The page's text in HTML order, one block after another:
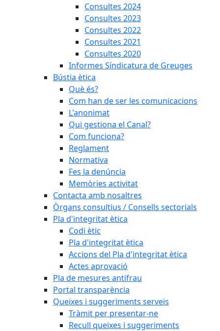
Consultes 2024
Consultes 2023
Consultes 2022
Consultes 2021
Consultes 2020
Informes Síndicatura de Greuges
Bústia ètica
Què és?
Com han de ser les comunicacions
L'anonimat
Qui gestiona el Canal?
Com funciona?
Reglament
Normativa
Fes la denúncia
Memòries activitat
Contacta amb nosaltres
Òrgans consultius / Consells sectorials
Pla d'integritat ètica
Codi ètic
Pla d'integritat ètica
Accions del Pla d'integritat ètica
Actes aprovació
Pla de mesures antifrau
Portal transparència
Queixes i suggeriments serveis
Tràmit per presentar-ne
Recull queixes i suggeriments